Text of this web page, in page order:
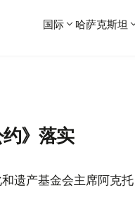
国际 哈萨克斯坦
》落实
遗产基金会主席阿克托